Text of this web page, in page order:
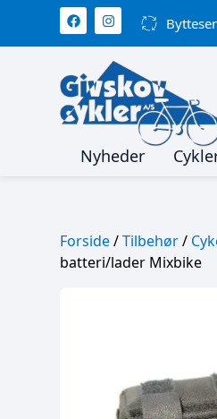
Nyheder
Forside/Tilbehør/
batteri/lader Mixbike